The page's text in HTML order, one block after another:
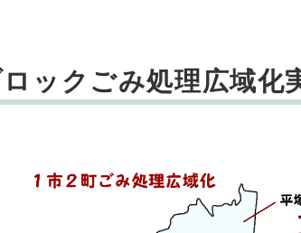
ックごみ処理広域化